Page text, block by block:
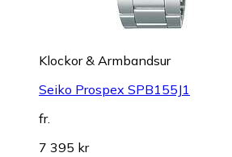
Klockor & Armbandsur
Seiko Prospex SPB155J1
fr.
7 395 kr